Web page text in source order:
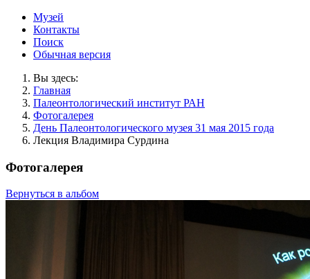
Музей
Контакты
Поиск
Обычная версия
Вы здесь:
Главная
Палеонтологический институт РАН
Фотогалерея
День Палеонтологического музея 31 мая 2015 года
Лекция Владимира Сурдина
Фотогалерея
Вернуться в альбом